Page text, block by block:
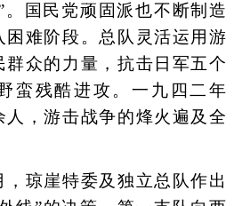
。国民党顽固派也不断制造
困难阶段。总队灵活运用游
众的力量，抗击日军五个
蛮残酷进攻。一九四二年
，游击战争的烽火遍及全
琼崖特委及独立总队作出